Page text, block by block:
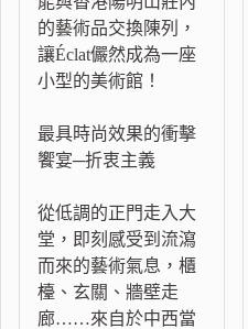
的藝術品交換陳列，
讓Éclat儼然成為一座
小型的美術館！
最具時尚效果的衝擊
饗宴─折衷主義
從低調的正門走入大
堂，即刻感受到流瀉
而來的藝術氣息，櫃
檯、玄關、牆壁走
廊……來自於中西當